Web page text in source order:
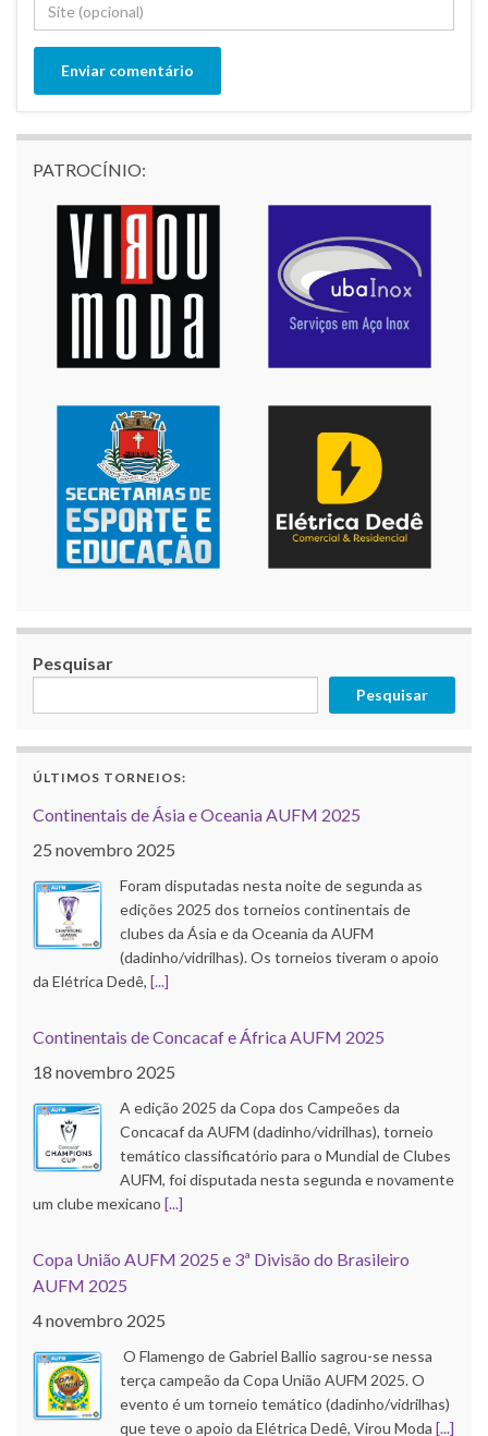
PATROCÍNIO:
Pesquisar
Pesquisar
ÚLTIMOS TORNEIOS:
Continentais de Ásia e Oceania AUFM 2025
25 novembro 2025
Foram disputadas nesta noite de segunda as
edições 2025 dos torneios continentais de
clubes da Ásia e da Oceania da AUFM
(dadinho/vidrilhas). Os torneios tiveram o apoio
da Elétrica Dedê, [...]
Continentais de Concacaf e África AUFM 2025
18 novembro 2025
A edição 2025 da Copa dos Campeões da
Concacaf da AUFM (dadinho/vidrilhas), torneio
temático classificatório para o Mundial de Clubes
AUFM, foi disputada nesta segunda e novamente
um clube mexicano [...]
Copa União AUFM 2025 e 3ª Divisão do Brasileiro
AUFM 2025
4 novembro 2025
O Flamengo de Gabriel Ballio sagrou-se nessa
terça campeão da Copa União AUFM 2025. O
evento é um torneio temático (dadinho/vidrilhas)
que teve o apoio da Elétrica Dedê, Virou Moda [...]